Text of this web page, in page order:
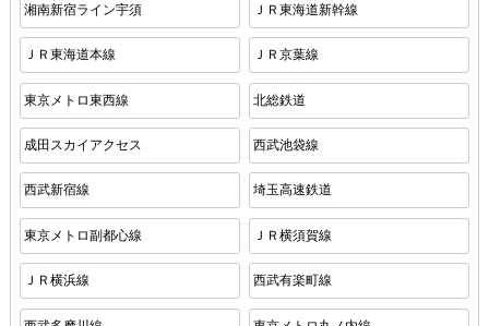
湘南新宿ライン宇須 ＪＲ東海道新幹線
ＪＲ東海道本線 ＪＲ京葉線
東京メトロ東西線 北総鉄道
成田スカイアクセス 西武池袋線
西武新宿線 埼玉高速鉄道
東京メトロ副都心線 ＪＲ横須賀線
ＪＲ横浜線 西武有楽町線